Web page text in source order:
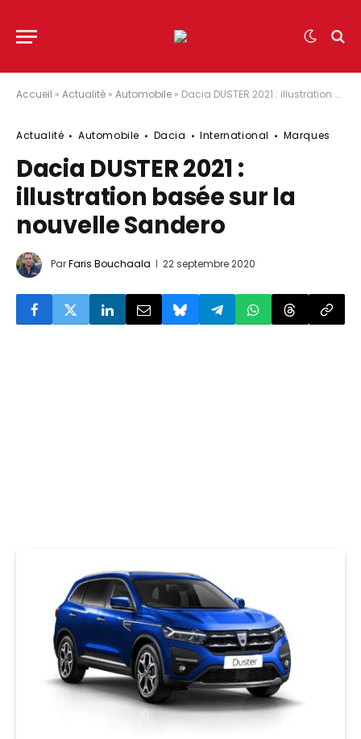
Accueil » Actualité » Automobile » Dacia DUSTER 2021 : illustration basée sur la nouvelle Sandero
Actualité Automobile Dacia International Marques
Dacia DUSTER 2021 :
illustration basée sur la
nouvelle Sandero
ParFaris Bouchaala 22 septembre 2020